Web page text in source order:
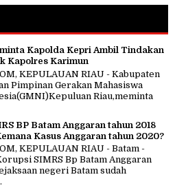
Kapolda Kepri Ambil Tindakan
Kapolres Karimun
KEPULAUAN RIAU - Kabupaten
Pimpinan Gerakan Mahasiswa
Riau,meminta
BP Batam Anggaran tahun 2018
Kasus Anggaran tahun 2020?
KEPULAUAN RIAU - Batam -
SIMRS Bp Batam Anggaran
negeri Batam sudah